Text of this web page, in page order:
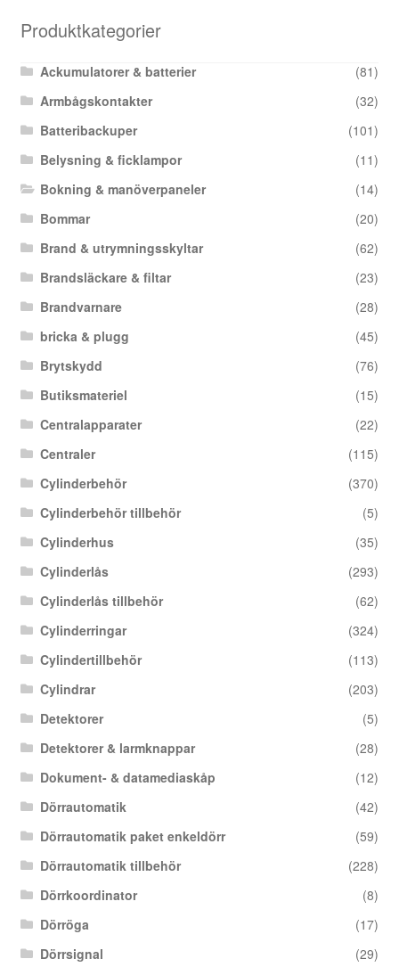
Produktkategorier
Ackumulatorer & batterier
(81)
Armbågskontakter
(32)
Batteribackuper
(101)
Belysning & ficklampor
(11)
Bokning & manöverpaneler
(14)
Bommar
(20)
Brand & utrymningsskyltar
(62)
Brandsläckare & filtar
(23)
Brandvarnare
(28)
bricka & plugg
(45)
Brytskydd
(76)
Butiksmateriel
(15)
Centralapparater
(22)
Centraler
(115)
Cylinderbehör
(370)
Cylinderbehör tillbehör
(5)
Cylinderhus
(35)
Cylinderlås
(293)
Cylinderlås tillbehör
(62)
Cylinderringar
(324)
Cylindertillbehör
(113)
Cylindrar
(203)
Detektorer
(5)
Detektorer & larmknappar
(28)
Dokument- & datamediaskåp
(12)
Dörrautomatik
(42)
Dörrautomatik paket enkeldörr
(59)
Dörrautomatik tillbehör
(228)
Dörrkoordinator
(8)
Dörröga
(17)
Dörrsignal
(29)